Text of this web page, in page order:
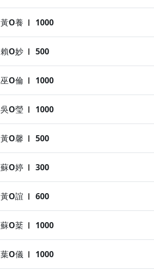
黃O養 1000
賴O妙 500
巫O倫 1000
吳O瑩 1000
黃O馨 500
蘇O婷 300
黃O誼 600
蘇O棻 1000
葉O儀 1000